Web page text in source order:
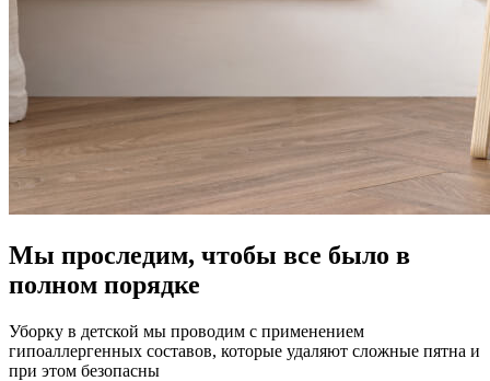
Мы проследим, чтобы все было в
полном порядке
Уборку в детской мы проводим с применением
гипоаллергенных составов, которые удаляют сложные пятна и
при этом безопасны